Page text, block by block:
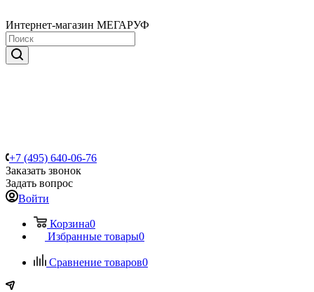
Интернет-магазин МЕГАРУФ
+7 (495) 640-06-76
Заказать звонок
Задать вопрос
Войти
Корзина0
Избранные товары0
Сравнение товаров0